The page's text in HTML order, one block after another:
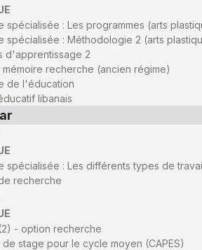
spécialisée : Les programmes (arts
spécialisée : Méthodologie 2 (arts
d'apprentissage 2
mémoire recherche (ancien régime)
de l'éducation
libanais
spécialisée : Les différents types de
recherche
- option recherche
de stage pour le cycle moyen (CAPES)